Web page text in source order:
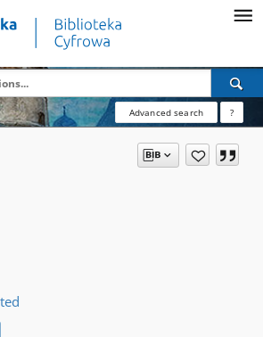
Advanced search ?